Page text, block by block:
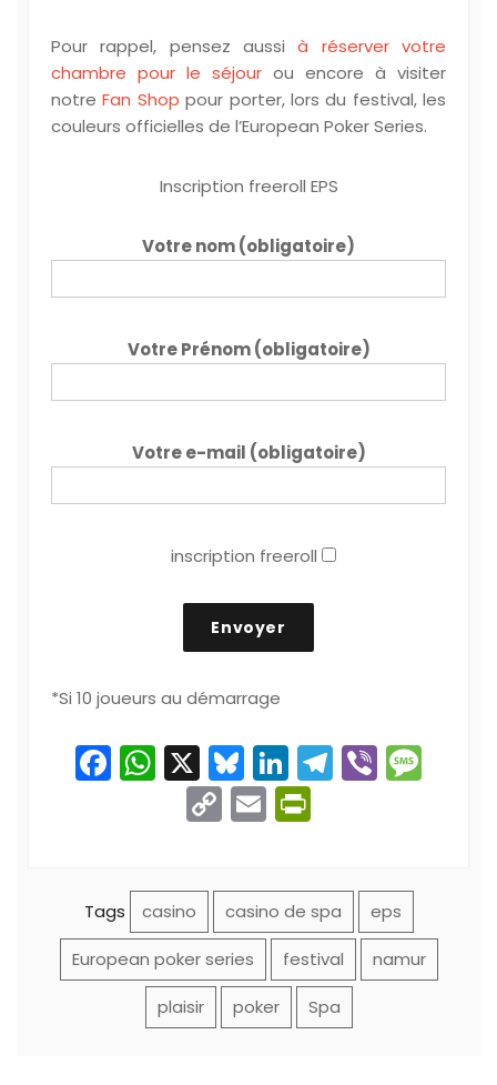
Pour rappel, pensez aussià réserver votre
chambre pour le séjour ou encore à visiter
notreFan Shop pour porter, lors du festival, les
couleurs officielles de l’European Poker Series.
Inscription freeroll EPS
Votre nom (obligatoire)
Votre Prénom (obligatoire)
Votre e-mail (obligatoire)
inscription freeroll
*Si 10 joueurs au démarrage
Facebook
WhatsApp
X Bluesky
LinkedIn
Telegram
Viber
Copy
Link
Email
Tags casino casino de spa eps
European poker series festival namur
plaisir poker Spa